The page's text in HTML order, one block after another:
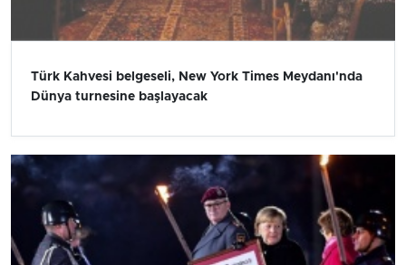
Türk Kahvesi belgeseli, New York Times Meydanı'nda
Dünya turnesine başlayacak